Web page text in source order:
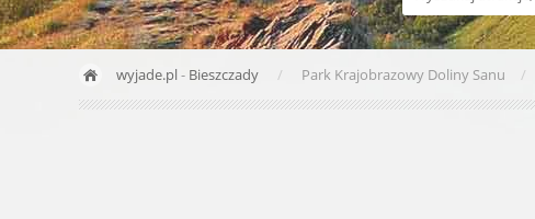
wyjade.pl- Bieszczady Park Krajobrazowy Doliny Sanu